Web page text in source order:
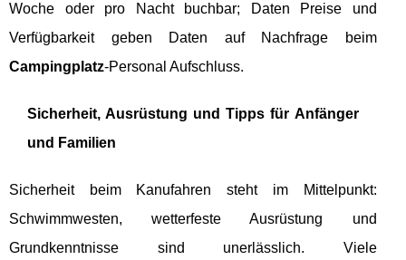
Woche oder pro Nacht buchbar; Daten Preise und
Verfügbarkeit geben Daten auf Nachfrage beim
Campingplatz-Personal Aufschluss.
Sicherheit, Ausrüstung und Tipps für Anfänger
und Familien
Sicherheit beim Kanufahren steht im Mittelpunkt:
Schwimmwesten, wetterfeste Ausrüstung und
Grundkenntnisse sind unerlässlich. Viele